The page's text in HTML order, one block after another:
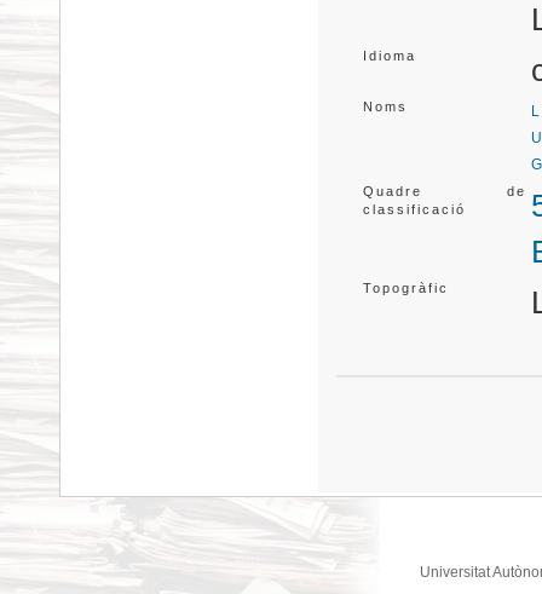
Idioma
Noms
Quadre de
classificació
Topogràfic
Universitat